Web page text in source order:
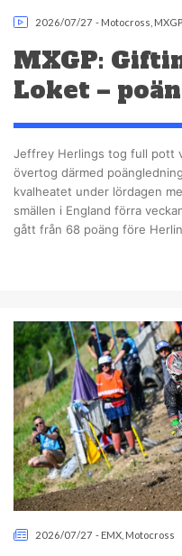
2026/07/27 - Motocross MXGP
MXGP:
Loket –
Jeffrey Herlings tog full pott
övertog därmed
kvalheatet under lördagen
smällen i England förra
gått från 68 poäng före
2026/07/27 - EMX Motocross